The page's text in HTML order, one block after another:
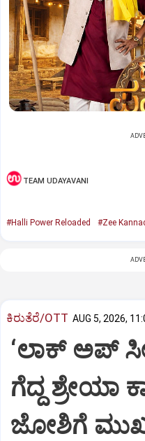
TEAM UDAYAVANI
#Halli Power Reloaded #Zee
ಕಿರುತೆರೆ/OTT AUG 5, 2026,
‘ಲಾಕ್ ಅಪ್
ಗೆದ್ದ ಶ್ರೇಯಾ
ಜೋಶಿಗೆ